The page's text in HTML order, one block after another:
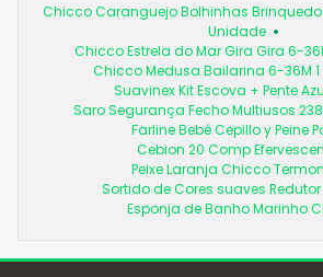
Chicco Caranguejo Bolhinhas Brinquedo
Unidade
Chicco Estrela do Mar Gira Gira 6-
Chicco Medusa Bailarina 6-36M
Suavinex Kit Escova + Pente
Saro Segurança Fecho Multiusos
Farline Bebé Cepillo y Peine
Cebion 20 Comp
Peixe Laranja Chicco
Sortido de Cores suaves
Esponja de Banho Marinho